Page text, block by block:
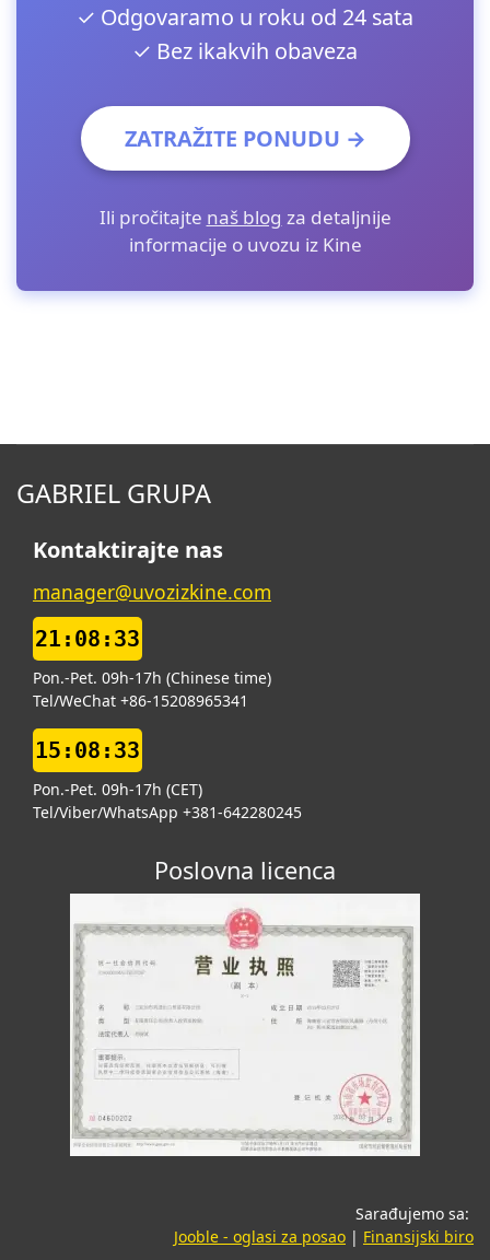
✓ Odgovaramo u roku od 24 sata
✓ Bez ikakvih obaveza
ZATRAŽITE PONUDU →
Ili pročitajte naš blog za detaljnije
informacije o uvozu iz Kine
GABRIEL GRUPA
Kontaktirajte nas
manager@uvozizkine.com
21:08:34
Pon.-Pet. 09h-17h (Chinese time)
Tel/WeChat +86-15208965341
15:08:34
Pon.-Pet. 09h-17h (CET)
Tel/Viber/WhatsApp +381-642280245
Poslovna licenca
Sarađujemo sa:
Jooble - oglasi za posao(opens in a new
| Finansijski biro